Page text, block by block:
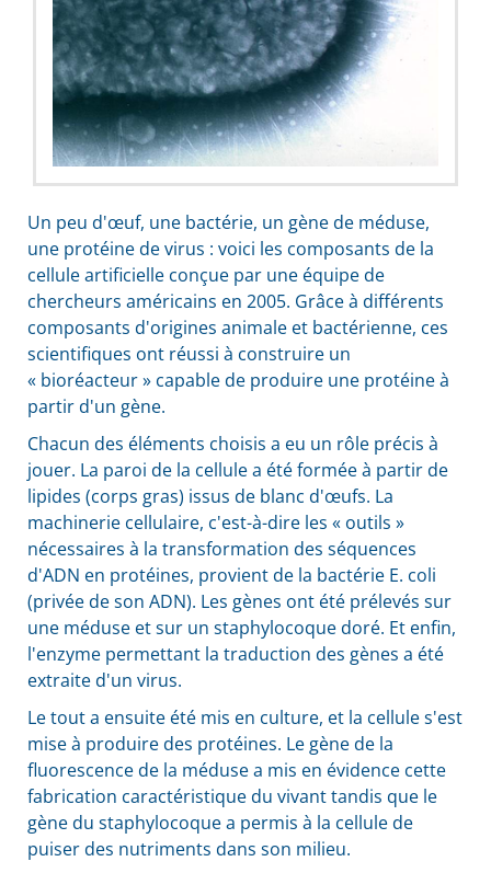
Un peu d'œuf, une bactérie, un gène de méduse,
une protéine de virus : voici les composants de la
cellule artificielle conçue par une équipe de
chercheurs américains en 2005. Grâce à différents
composants d'origines animale et bactérienne, ces
scientifiques ont réussi à construire un
« bioréacteur » capable de produire une protéine à
partir d'un gène.
Chacun des éléments choisis a eu un rôle précis à
jouer. La paroi de la cellule a été formée à partir de
lipides (corps gras) issus de blanc d'œufs. La
machinerie cellulaire, c'est-à-dire les « outils »
nécessaires à la transformation des séquences
d'ADN en protéines, provient de la bactérie E. coli
(privée de son ADN). Les gènes ont été prélevés sur
une méduse et sur un staphylocoque doré. Et enfin,
l'enzyme permettant la traduction des gènes a été
extraite d'un virus.
Le tout a ensuite été mis en culture, et la cellule s'est
mise à produire des protéines. Le gène de la
fluorescence de la méduse a mis en évidence cette
fabrication caractéristique du vivant tandis que le
gène du staphylocoque a permis à la cellule de
puiser des nutriments dans son milieu.